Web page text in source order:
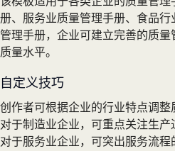
册、服务业质量管理手册、食品
管理手册，企业可建立完善的质
质量水平。
自定义技巧
创作者可根据企业的行业特点调整
对于制造业企业，可重点关注生产
对于服务业企业，可突出服务流程